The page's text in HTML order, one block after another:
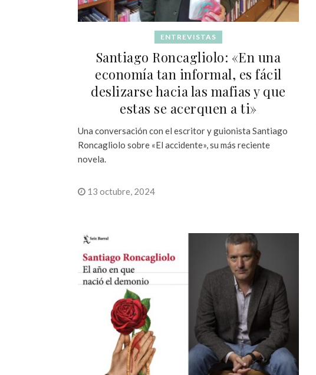
ENTREVISTAS
Santiago Roncagliolo: «En una
economía tan informal, es fácil
deslizarse hacia las mafias y que
estas se acerquen a ti»
Una conversación con el escritor y guionista Santiago
Roncagliolo sobre «El accidente», su más reciente
novela.
13 octubre, 2024